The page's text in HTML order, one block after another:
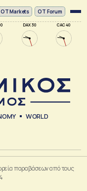
DAX 30 CAC 40
ΟΤ Markets OT Forum
WORLD
παραβάσεων από τους